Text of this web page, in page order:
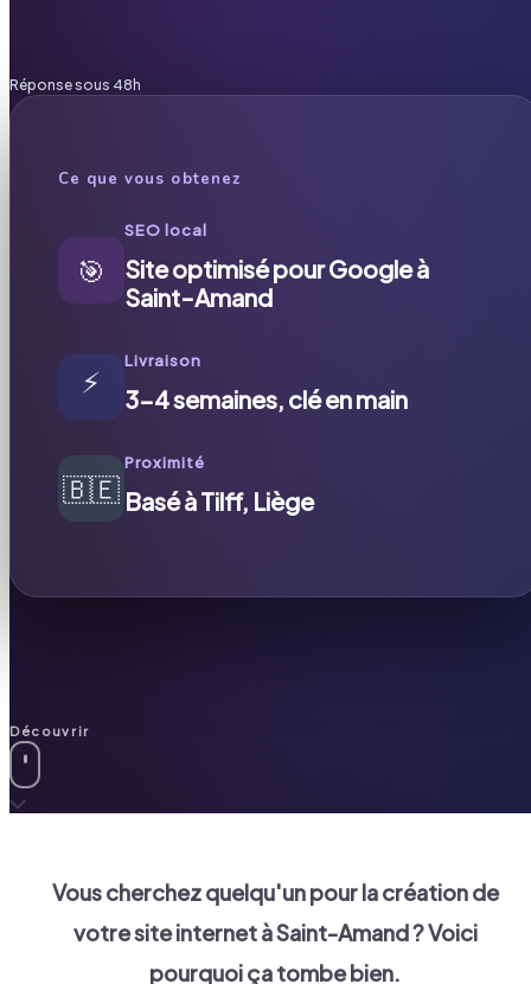
Réponse sous 48h
Ce que vous obtenez
🎯
SEO local
Site optimisé pour Google à
Saint-Amand
⚡
Livraison
3-4 semaines, clé en main
🇧🇪
Proximité
Basé à Tilff, Liège
Découvrir
Vous cherchez quelqu'un pour la création de
votre site internet àSaint-Amand? Voici
pourquoi ça tombe bien.